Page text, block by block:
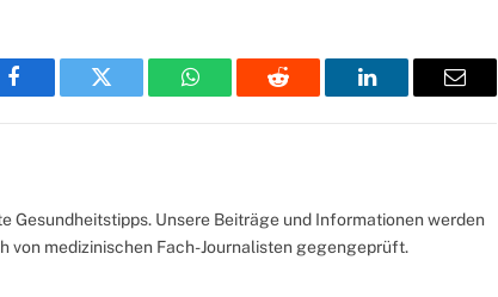
Facebook Twitter WhatsAppReddit LinkedIn Email
Unsere Beiträge und Informationen werden
von medizinischen Fach-Journalisten gegengeprüft.